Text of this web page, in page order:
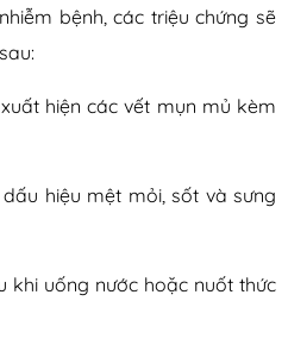
bệnh, các triệu chứng sẽ
hiện các vết mụn mủ kèm
hiệu mệt mỏi, sốt và sưng
khi uống nước hoặc nuốt thức